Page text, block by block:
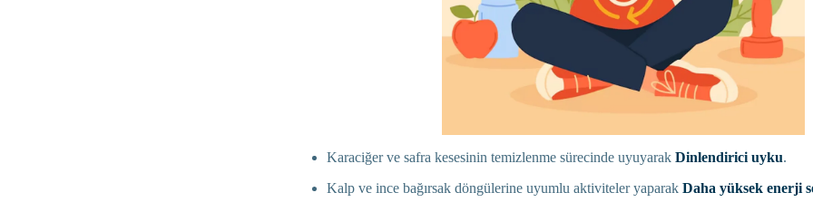
Karaciğer ve safra kesesinin temizlenme sürecinde uyuyarak Dinlendirici uyku.
Kalp ve ince bağırsak döngülerine uyumlu aktiviteler yaparak Daha yüksek enerji